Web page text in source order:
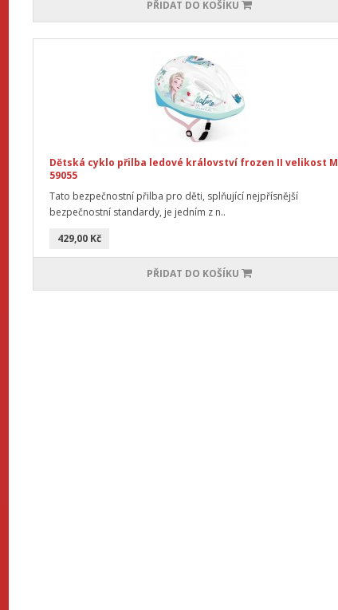
PŘIDAT DO KOŠÍKU
Dětská cyklo přilba ledové království frozen II velikost M
59055
Tato bezpečnostní přilba pro děti, splňující nejpřísnější
bezpečnostní standardy, je jedním z n..
429,00 Kč
PŘIDAT DO KOŠÍKU